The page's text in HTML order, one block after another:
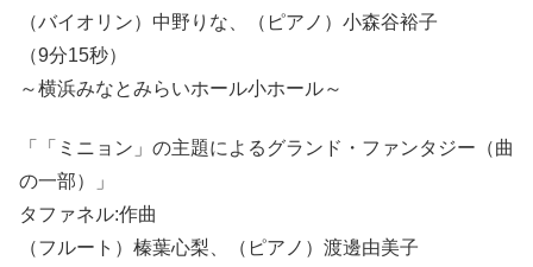
（バイオリン）中野りな、（ピアノ）小森谷裕子
（9分15秒）
～横浜みなとみらいホール小ホール～
「「ミニョン」の主題によるグランド・ファンタジー（曲
の一部）」
タファネル:作曲
（フルート）榛葉心梨、（ピアノ）渡邊由美子